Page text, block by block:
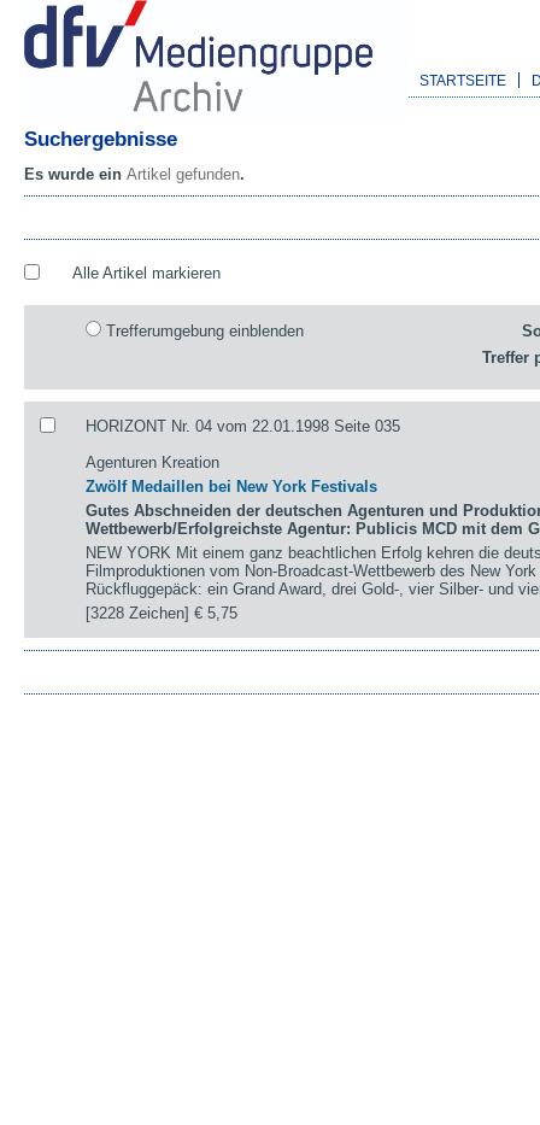
STARTSEITE
Suchergebnisse
Es wurde ein Artikel gefunden.
Alle Artikel markieren
Trefferumgebung einblenden
Treffer
HORIZONT Nr. 04 vom 22.01.1998 Seite 035
Agenturen Kreation
Zwölf Medaillen bei New York Festivals
Gutes Abschneiden der deutschen Agenturen und
Wettbewerb/Erfolgreichste Agentur: Publicis MCD mit dem
NEW YORK Mit einem ganz beachtlichen Erfolg kehren die
Filmproduktionen vom Non-Broadcast-Wettbewerb des New
Rückfluggepäck: ein Grand Award, drei Gold-, vier Silber- und
[3228 Zeichen]€ 5,75